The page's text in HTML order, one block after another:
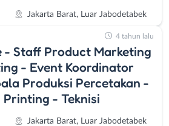
Jakarta Barat, Luar Jabodetabek
- Staff Product Marketing
- Event Koordinator
Produksi Percetakan -
- Teknisi
Jakarta Barat, Luar Jabodetabek
4 tahun lalu